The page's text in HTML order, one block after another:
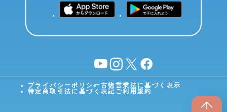
YouTubeinstagram
X facebook
プライバシーポリシー古物営業法に基づく表示
特定商取引法に基づく表記 ご利用規約